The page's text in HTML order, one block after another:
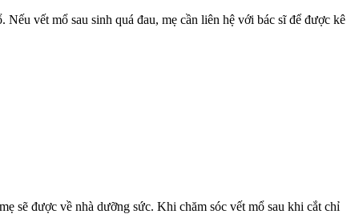
vết mổ sau sinh quá đau, mẹ cần liên hệ với bác sĩ để được kê
sẽ được về nhà dưỡng sức. Khi chăm sóc vết mổ sau khi cắt chỉ